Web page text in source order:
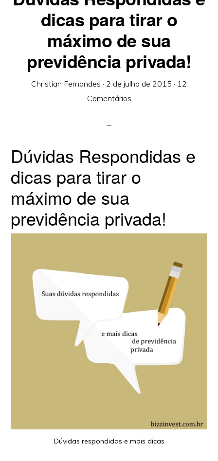
dicas para tirar o
máximo de sua
previdência privada!
Christian Fernandes · 2 de julho de 2015 · 12
Comentários
Dúvidas Respondidas e
dicas para tirar o
máximo de sua
previdência privada!
Dúvidas respondidas e mais dicas